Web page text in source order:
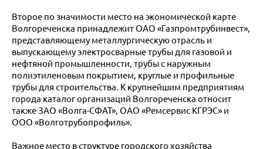
Второе по значимости место на экономической карте
Волгореченска принадлежит ОАО «Газпромтрубинвест»,
представляющему металлургическую отрасль и
выпускающему электросварные трубы для газовой и
нефтяной промышленности, трубы с наружным
полиэтиленовым покрытием, круглые и профильные
трубы для строительства. К крупнейшим предприятиям
города каталог организаций Волгореченска относит
также ЗАО «Волга-СФАТ», ОАО «Ремсервис КГРЭС» и
ООО «Волготрубопрофиль».
Важное место в структуре городского хозяйства